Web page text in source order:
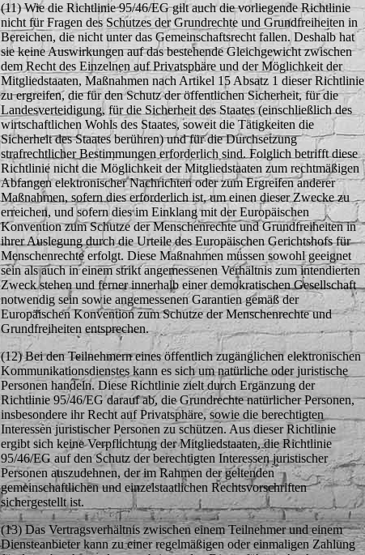
(11) Wie die Richtlinie 95/46/EG gilt auch die vorliegende Richtlinie
nicht für Fragen des Schutzes der Grundrechte und Grundfreiheiten in
Bereichen, die nicht unter das Gemeinschaftsrecht fallen. Deshalb hat
sie keine Auswirkungen auf das bestehende Gleichgewicht zwischen
dem Recht des Einzelnen auf Privatsphäre und der Möglichkeit der
Mitgliedstaaten, Maßnahmen nach Artikel 15 Absatz 1 dieser Richtlinie
zu ergreifen, die für den Schutz der öffentlichen Sicherheit, für die
Landesverteidigung, für die Sicherheit des Staates (einschließlich des
wirtschaftlichen Wohls des Staates, soweit die Tätigkeiten die
Sicherheit des Staates berühren) und für die Durchsetzung
strafrechtlicher Bestimmungen erforderlich sind. Folglich betrifft diese
Richtlinie nicht die Möglichkeit der Mitgliedstaaten zum rechtmäßigen
Abfangen elektronischer Nachrichten oder zum Ergreifen anderer
Maßnahmen, sofern dies erforderlich ist, um einen dieser Zwecke zu
erreichen, und sofern dies im Einklang mit der Europäischen
Konvention zum Schutze der Menschenrechte und Grundfreiheiten in
ihrer Auslegung durch die Urteile des Europäischen Gerichtshofs für
Menschenrechte erfolgt. Diese Maßnahmen müssen sowohl geeignet
sein als auch in einem strikt angemessenen Verhältnis zum intendierten
Zweck stehen und ferner innerhalb einer demokratischen Gesellschaft
notwendig sein sowie angemessenen Garantien gemäß der
Europäischen Konvention zum Schutze der Menschenrechte und
Grundfreiheiten entsprechen.
(12) Bei den Teilnehmern eines öffentlich zugänglichen elektronischen
Kommunikationsdienstes kann es sich um natürliche oder juristische
Personen handeln. Diese Richtlinie zielt durch Ergänzung der
Richtlinie 95/46/EG darauf ab, die Grundrechte natürlicher Personen,
insbesondere ihr Recht auf Privatsphäre, sowie die berechtigten
Interessen juristischer Personen zu schützen. Aus dieser Richtlinie
ergibt sich keine Verpflichtung der Mitgliedstaaten, die Richtlinie
95/46/EG auf den Schutz der berechtigten Interessen juristischer
Personen auszudehnen, der im Rahmen der geltenden
gemeinschaftlichen und einzelstaatlichen Rechtsvorschriften
sichergestellt ist.
(13) Das Vertragsverhältnis zwischen einem Teilnehmer und einem
Diensteanbieter kann zu einer regelmäßigen oder einmaligen Zahlung